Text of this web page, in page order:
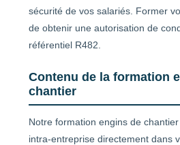
sécurité de vos salariés. Former
de obtenir une autorisation de
référentiel R482.
Contenu de la formation
chantier
Notre formation engins de
intra-entreprise directement dans